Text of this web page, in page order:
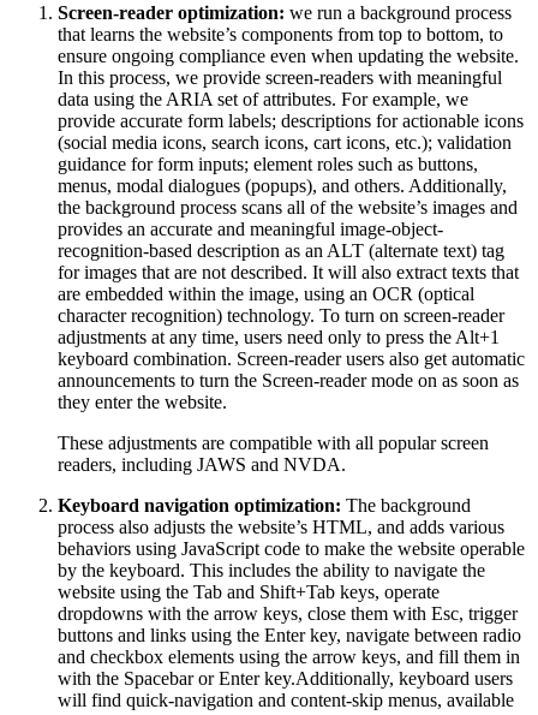
Screen-reader optimization: we run a background process
that learns the website’s components from top to bottom, to
ensure ongoing compliance even when updating the website.
In this process, we provide screen-readers with meaningful
data using the ARIA set of attributes. For example, we
provide accurate form labels; descriptions for actionable icons
(social media icons, search icons, cart icons, etc.); validation
guidance for form inputs; element roles such as buttons,
menus, modal dialogues (popups), and others. Additionally,
the background process scans all of the website’s images and
provides an accurate and meaningful image-object-
recognition-based description as an ALT (alternate text) tag
for images that are not described. It will also extract texts that
are embedded within the image, using an OCR (optical
character recognition) technology. To turn on screen-reader
adjustments at any time, users need only to press the Alt+1
keyboard combination. Screen-reader users also get automatic
announcements to turn the Screen-reader mode on as soon as
they enter the website.
These adjustments are compatible with all popular screen
readers, including JAWS and NVDA.
Keyboard navigation optimization: The background
process also adjusts the website’s HTML, and adds various
behaviors using JavaScript code to make the website operable
by the keyboard. This includes the ability to navigate the
website using the Tab and Shift+Tab keys, operate
dropdowns with the arrow keys, close them with Esc, trigger
buttons and links using the Enter key, navigate between radio
and checkbox elements using the arrow keys, and fill them in
with the Spacebar or Enter key.Additionally, keyboard users
will find quick-navigation and content-skip menus, available